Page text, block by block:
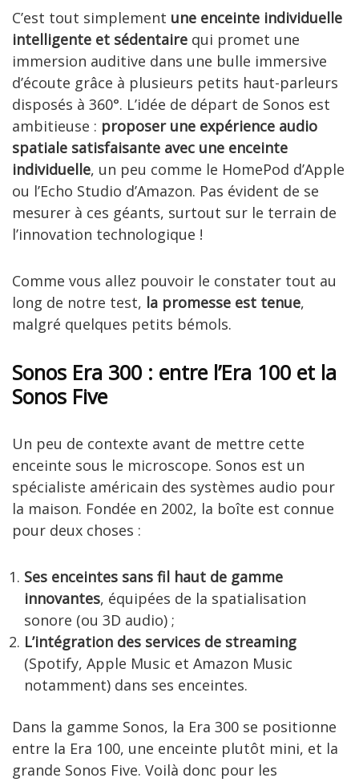
C’est tout simplement une enceinte individuelle
intelligente et sédentaire qui promet une
immersion auditive dans une bulle immersive
d’écoute grâce à plusieurs petits haut-parleurs
disposés à 360°. L’idée de départ de Sonos est
ambitieuse : proposer une expérience audio
spatiale satisfaisante avec une enceinte
individuelle, un peu comme le HomePod d’Apple
ou l’Echo Studio d’Amazon. Pas évident de se
mesurer à ces géants, surtout sur le terrain de
l’innovation technologique !
Comme vous allez pouvoir le constater tout au
long de notre test, la promesse est tenue,
malgré quelques petits bémols.
Sonos Era 300 : entre l’Era 100 et la
Sonos Five
Un peu de contexte avant de mettre cette
enceinte sous le microscope. Sonos est un
spécialiste américain des systèmes audio pour
la maison. Fondée en 2002, la boîte est connue
pour deux choses :
Ses enceintes sans fil haut de gamme
innovantes, équipées de la spatialisation
sonore (ou 3D audio) ;
L’intégration des services de streaming
(Spotify, Apple Music et Amazon Music
notamment) dans ses enceintes.
Dans la gamme Sonos, la Era 300 se positionne
entre la Era 100, une enceinte plutôt mini, et la
grande Sonos Five. Voilà donc pour les